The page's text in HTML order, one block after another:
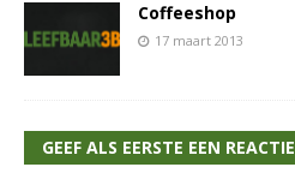
Coffeeshop
17 maart 2013
GEEF ALS EERSTE EEN REACTIE